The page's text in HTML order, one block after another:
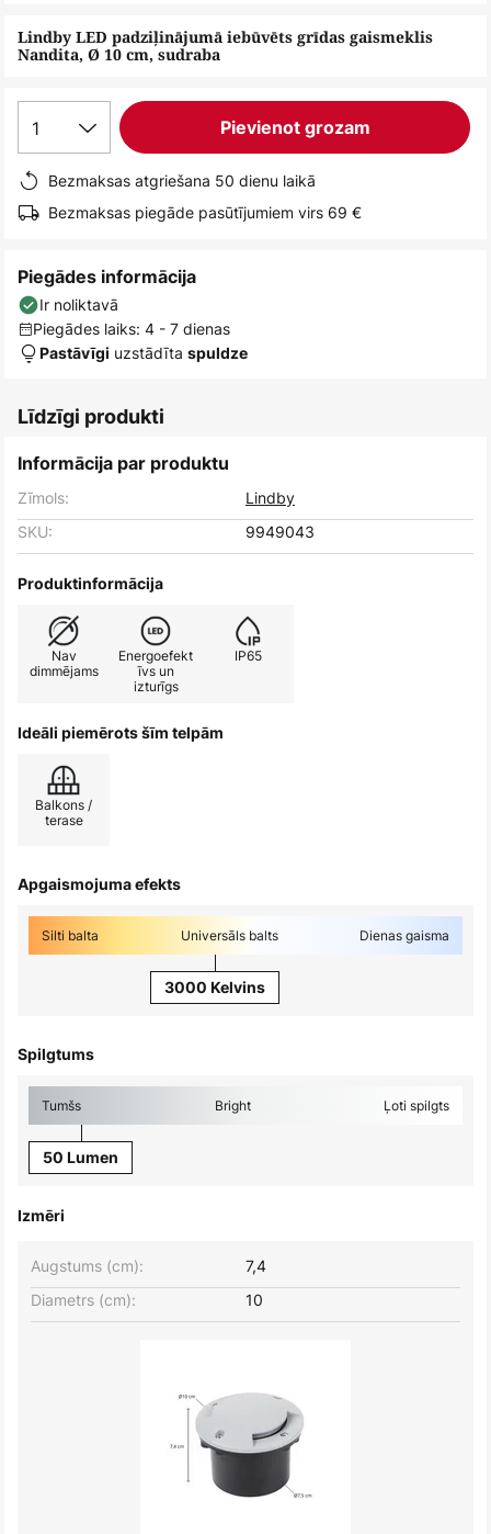
Lindby LED padziļinājumā iebūvēts grīdas gaismeklis
Nandita, Ø 10 cm, sudraba
1 Pievienot grozam
Bezmaksas atgriešana 50 dienu laikā
Bezmaksas piegāde pasūtījumiem virs 69 €
Piegādes informācija
Ir noliktavā
Piegādes laiks: 4 - 7 dienas
Pastāvīgi uzstādīta spuldze
Līdzīgi produkti
Informācija par produktu
Zīmols:
Lindby
SKU:
9949043
Produktinformācija
Nav
dimmējams
Energoefekt
īvs un
izturīgs
IP65
Ideāli piemērots šīm telpām
Balkons /
terase
Apgaismojuma efekts
Silti balta Universāls balts Dienas gaisma
3000 Kelvins
Spilgtums
Tumšs Bright Ļoti spilgts
50 Lumen
Izmēri
Augstums (cm):
7,4
Diametrs (cm):
10